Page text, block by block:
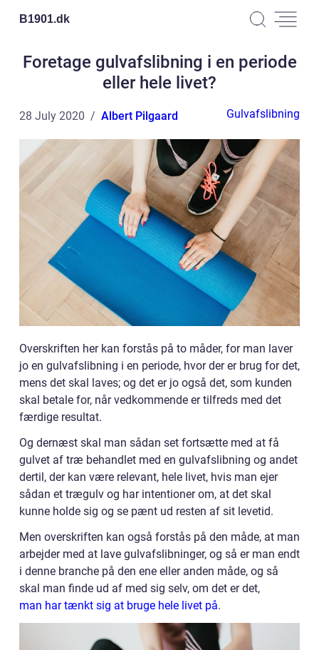
B1901.dk
Foretage gulvafslibning i en periode
eller hele livet?
28 July 2020 Albert Pilgaard Gulvafslibning
Overskriften her kan forstås på to måder, for man laver
jo en gulvafslibning i en periode, hvor der er brug for det,
mens det skal laves; og det er jo også det, som kunden
skal betale for, når vedkommende er tilfreds med det
færdige resultat.
Og dernæst skal man sådan set fortsætte med at få
gulvet af træ behandlet med en gulvafslibning og andet
dertil, der kan være relevant, hele livet, hvis man ejer
sådan et trægulv og har intentioner om, at det skal
kunne holde sig og se pænt ud resten af sit levetid.
Men overskriften kan også forstås på den måde, at man
arbejder med at lave gulvafslibninger, og så er man endt
i denne branche på den ene eller anden måde, og så
skal man finde ud af med sig selv, om det er det,
man har tænkt sig at bruge hele livet på.